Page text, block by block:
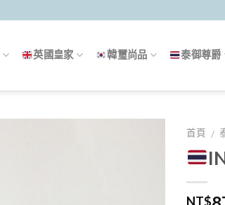
英國皇家 韓璽尚品 泰御尊爵
首頁 /
NT$